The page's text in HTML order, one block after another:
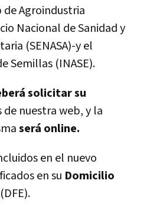
de Agroindustria
Nacional de Sanidad y
(SENASA)-y el
Semillas (INASE).
solicitar su
de nuestra web, y la
será online.
en el nuevo
en su Domicilio
(DFE).